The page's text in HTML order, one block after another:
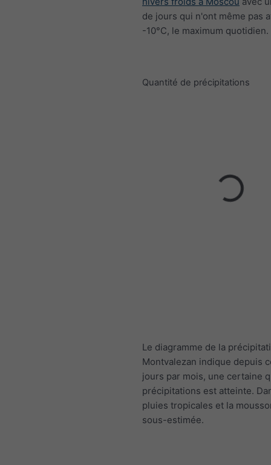
de jours qui n'ont même pas
-10°C, le maximum quotidien.
Quantité de précipitations
Le diagramme de la
Montvalezan indique depuis
jours par mois, une certaine
précipitations est atteinte.
pluies tropicales et la
sous-estimée.